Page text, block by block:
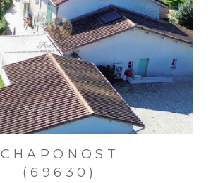
CHAPONOST
(69630)